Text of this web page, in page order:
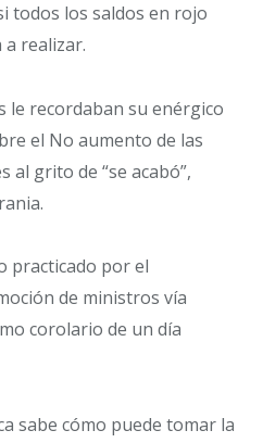
todos los saldos en rojo
realizar.
le recordaban su enérgico
el No aumento de las
al grito de “se acabó”,
practicado por el
de ministros vía
corolario de un día
sabe cómo puede tomar la